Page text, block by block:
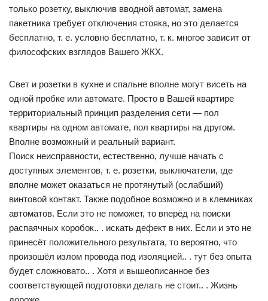
только розетку, выключив вводной автомат, замена
пакетника требует отключения стояка, но это делается
бесплатно, т. е. условно бесплатно, т. к. многое зависит от
философских взглядов Вашего ЖКХ.
Свет и розетки в кухне и спальне вполне могут висеть на
одной пробке или автомате. Просто в Вашей квартире
территориальный принцип разделения сети — пол
квартиры на одном автомате, пол квартиры на другом.
Вполне возможный и реальный вариант.
Поиск неисправности, естественно, лучше начать с
доступных элементов, т. е. розетки, выключатели, где
вполне может оказаться не протянутый (ослабший)
винтовой контакт. Также подобное возможно и в клемниках
автоматов. Если это не поможет, то вперёд на поиски
распаячных коробок.. . искать дефект в них. Если и это не
принесёт положительного результата, то вероятно, что
произошёл излом провода под изоляцией.. . тут без опыта
будет сложновато.. . Хотя и вышеописанное без
соответствующей подготовки делать не стоит.. . Жизнь